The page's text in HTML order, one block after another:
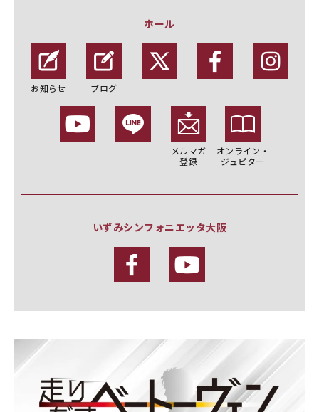
ホール
お知らせ ブログ
メルマガ
登録
オンライン・
ジュピター
いずみシンフォニエッタ大阪